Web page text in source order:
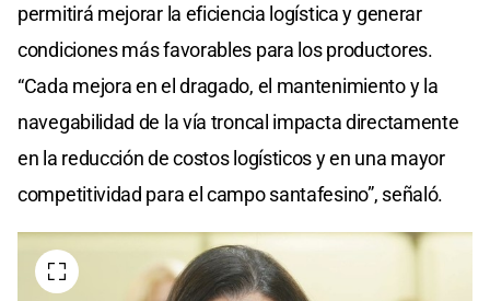
permitirá mejorar la eficiencia logística y generar
condiciones más favorables para los productores.
“Cada mejora en el dragado, el mantenimiento y la
navegabilidad de la vía troncal impacta directamente
en la reducción de costos logísticos y en una mayor
competitividad para el campo santafesino”, señaló.